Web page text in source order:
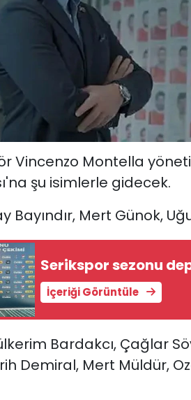
Vincenzo Montella
şu isimlerle gidecek.
Bayındır, Mert Günok,
Serikspor sezonu
İçeriği Görüntüle
Bardakcı, Çağlar
Demiral, Mert Müldür,